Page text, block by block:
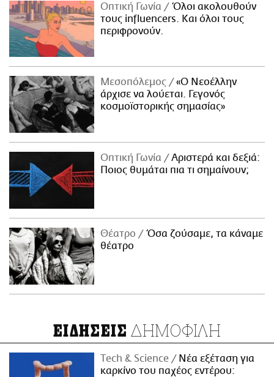
Οπτική Γωνία
Όλοι ακολουθούν
τους influencers. Και όλοι τους
περιφρονούν.
Μεσοπόλεμος
«Ο Νεοέλλην
άρχισε να λούεται. Γεγονός
κοσμοϊστορικής σημασίας»
Οπτική Γωνία
Αριστερά και δεξιά:
Ποιος θυμάται πια τι σημαίνουν;
Θέατρο
Όσα ζούσαμε, τα κάναμε
θέατρο
ΕΙΔΗΣΕΙΣ ΔΗΜΟΦΙΛΗ
Τech & Science
Νέα εξέταση για
καρκίνο του παχέος εντέρου: